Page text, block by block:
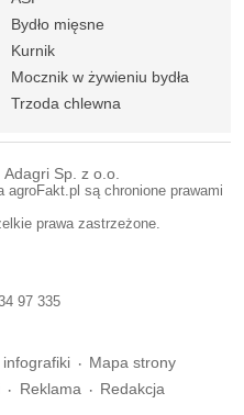
Bydło mięsne
Kurnik
Mocznik w żywieniu bydła
Trzoda chlewna
Adagri Sp. z o.o.
agroFakt.pl są chronione prawami
prawa zastrzeżone.
97 335
infografiki
Mapa strony
Reklama Redakcja